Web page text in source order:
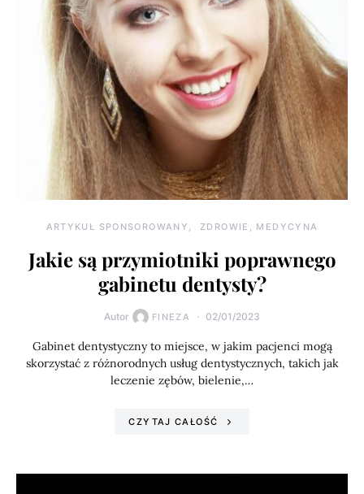
ARTYKUŁ SPONSOROWANY ZDROWIE, MEDYCYNA
Jakie są przymiotniki poprawnego
gabinetu dentysty?
Autor FINEZA 02/01/2023
Gabinet dentystyczny to miejsce, w jakim pacjenci mogą
skorzystać z różnorodnych usług dentystycznych, takich jak
leczenie zębów, bielenie,…
CZYTAJ CAŁOŚĆ